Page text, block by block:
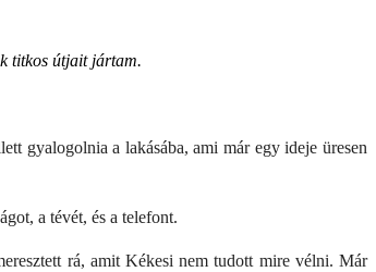
titkos útjait jártam.
gyalogolnia a lakásába, ami már egy ideje üresen
a tévét, és a telefont.
rá, amit Kékesi nem tudott mire vélni. Már